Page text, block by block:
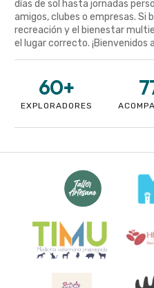
días de sol hasta jornadas
amigos, clubes o empresas. Si
recreación y el bienestar
el lugar correcto. ¡Bienvenidos
EXPLORADORES
60+